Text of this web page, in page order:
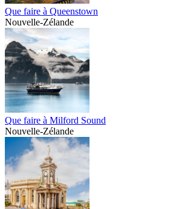
Que faire à Queenstown
Nouvelle-Zélande
Que faire à Milford Sound
Nouvelle-Zélande